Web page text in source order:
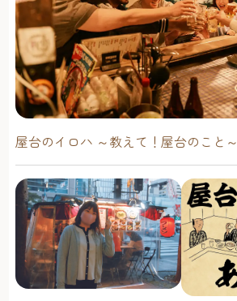
屋台のイロハ ～教えて！屋台のこと～